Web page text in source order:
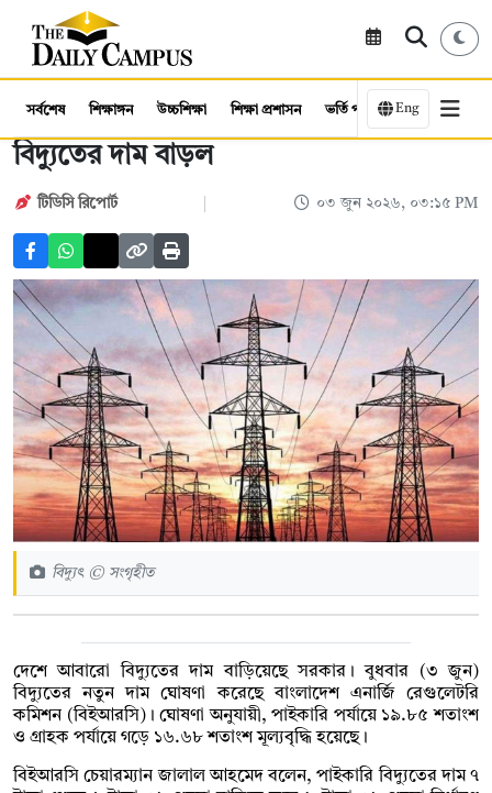
সর্বশেষ শিক্ষাঙ্গন উচ্চশিক্ষা শিক্ষা প্রশাসন ভর্তি পরীক্ষা কর্মসংস্থান
Eng
বিদ্যুতের দাম বাড়ল
টিডিসি রিপোর্ট ০৩ জুন ২০২৬, ০৩:১৫ PM
বিদ্যুৎ © সংগৃহীত
দেশে আবারো বিদ্যুতের দাম বাড়িয়েছে সরকার। বুধবার (৩ জুন)
বিদ্যুতের নতুন দাম ঘোষণা করেছে বাংলাদেশ এনার্জি রেগুলেটরি
কমিশন (বিইআরসি)।ঘোষণা অনুযায়ী, পাইকারি পর্যায়ে ১৯.৮৫ শতাংশ
ও গ্রাহক পর্যায়ে গড়ে ১৬.৬৮ শতাংশ মূল্যবৃদ্ধি হয়েছে।
বিইআরসি চেয়ারম্যান জালাল আহমেদ বলেন, পাইকারি বিদ্যুতের দাম ৭